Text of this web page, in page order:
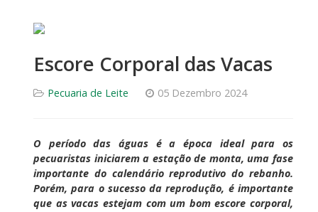
Escore Corporal das Vacas
Pecuaria de Leite 05 Dezembro 2024
O período das águas é a época ideal para os
pecuaristas iniciarem a estação de monta, uma fase
importante do calendário reprodutivo do rebanho.
Porém, para o sucesso da reprodução, é importante
que as vacas estejam com um bom escore corporal,